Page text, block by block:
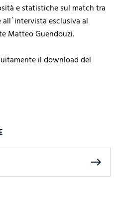
e statistiche sul match tra
esclusiva al
Matteo Guendouzi.
il download del
east